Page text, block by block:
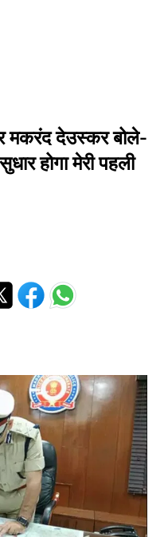
मकरंद देउस्कर बोले-
होगा मेरी पहली